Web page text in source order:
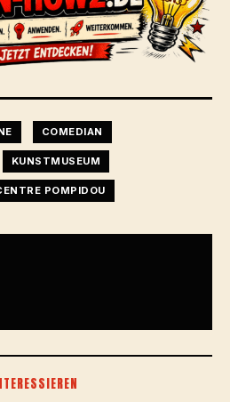
COMEDIAN
KUNSTMUSEUM
POMPIDOU